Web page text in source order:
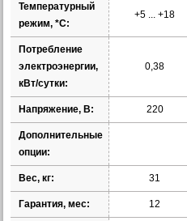
Температурный
режим, *С:
+5 ... +18
Потребление
электроэнергии,
кВт/сутки:
0,38
Напряжение, В: 220
Дополнительные
опции:
Вес, кг: 31
Гарантия, мес: 12